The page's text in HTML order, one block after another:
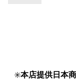
✳️本店提供日本